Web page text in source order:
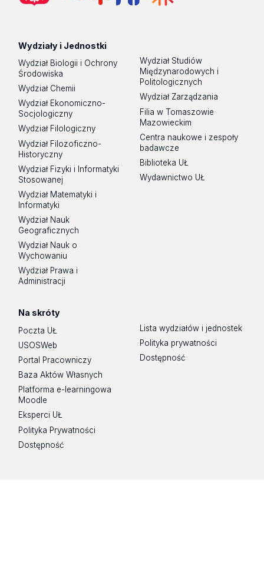
Wydziały i Jednostki
Wydział Biologii i Ochrony
Środowiska
Wydział Chemii
Wydział Ekonomiczno-
Socjologiczny
Wydział Filologiczny
Wydział Filozoficzno-
Historyczny
Wydział Fizyki i Informatyki
Stosowanej
Wydział Matematyki i
Informatyki
Wydział Nauk
Geograficznych
Wydział Nauk o
Wychowaniu
Wydział Prawa i
Administracji
Wydział Studiów
Międzynarodowych i
Politologicznych
Wydział Zarządzania
Filia w Tomaszowie
Mazowieckim
Centra naukowe i zespoły
badawcze
Biblioteka UŁ
Wydawnictwo UŁ
Na skróty
Poczta UŁ
USOSWeb
Portal Pracowniczy
Baza Aktów Własnych
Platforma e-learningowa
Moodle
Eksperci UŁ
Polityka Prywatności
Dostępność
Lista wydziałów i jednostek
Polityka prywatności
Dostępność